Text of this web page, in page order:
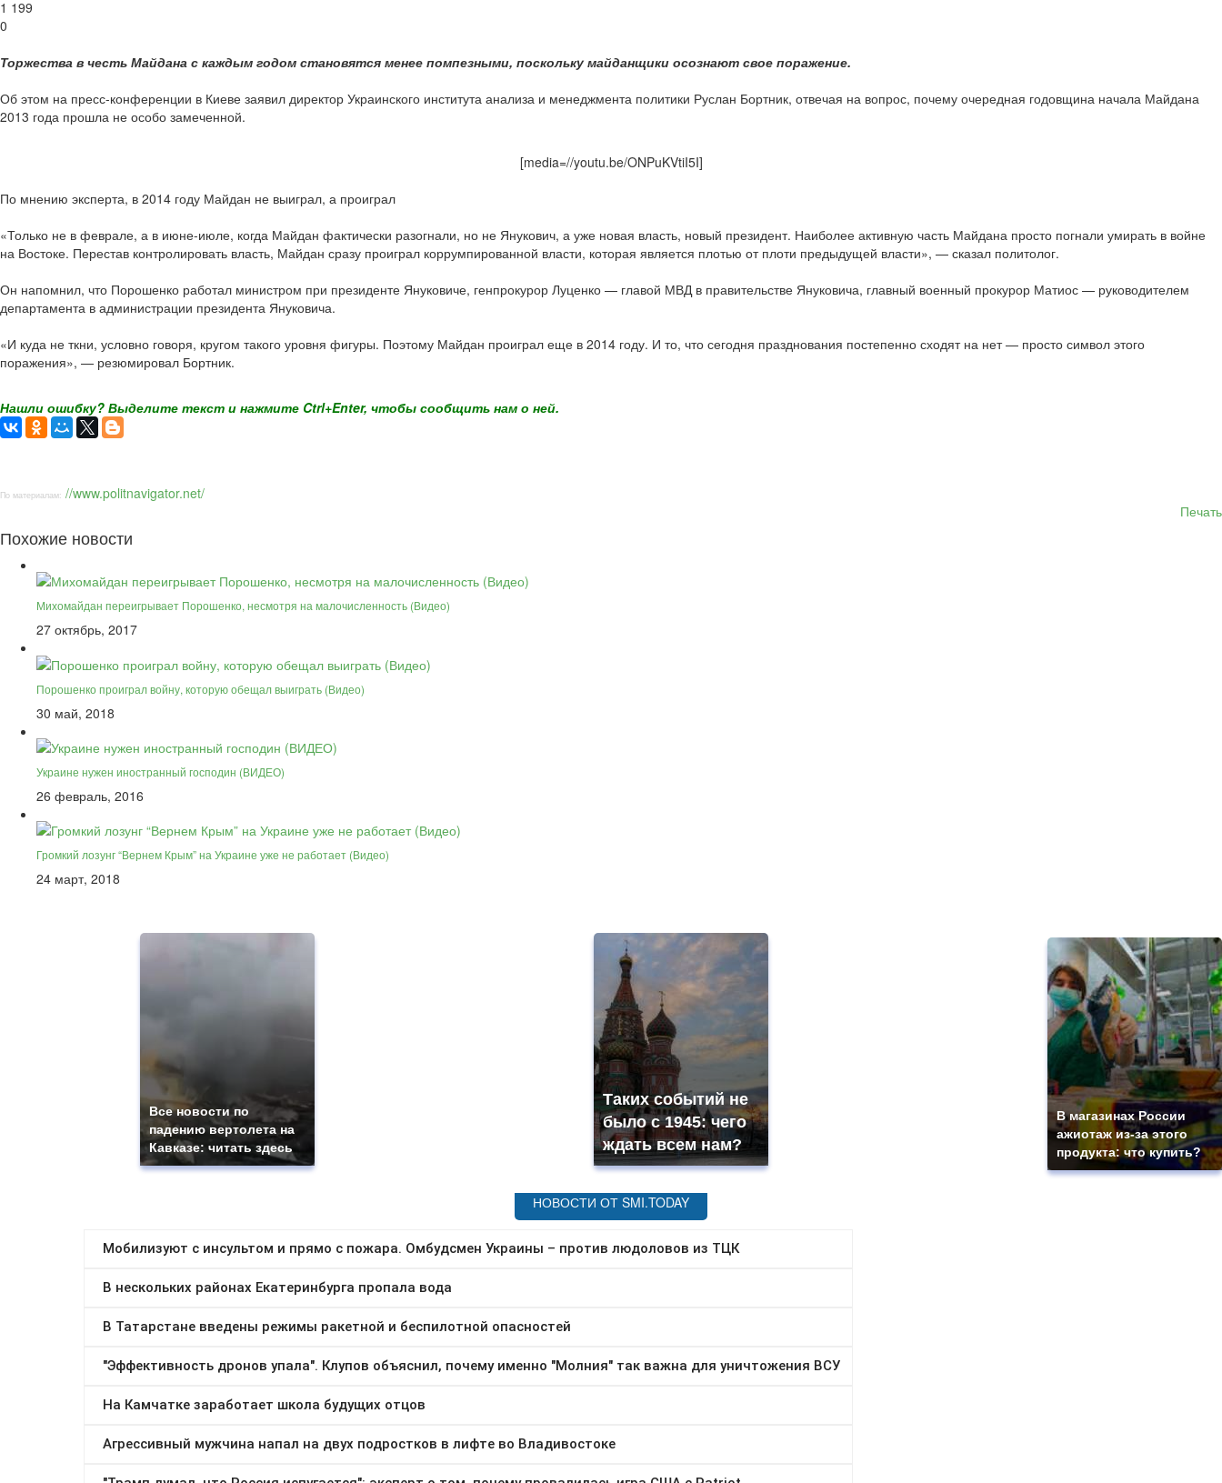
1 199
0
Торжества в честь Майдана с каждым годом становятся менее помпезными, поскольку майданщики осознают свое поражение.
Об этом на пресс-конференции в Киеве заявил директор Украинского института анализа и менеджмента политики Руслан Бортник, отвечая на вопрос, почему очередная годовщина начала Майдана
2013 года прошла не особо замеченной.
[media=//youtu.be/ONPuKVtiI5I]
По мнению эксперта, в 2014 году Майдан не выиграл, а проиграл
«Только не в феврале, а в июне-июле, когда Майдан фактически разогнали, но не Янукович, а уже новая власть, новый президент. Наиболее активную часть Майдана просто погнали умирать в войне
на Востоке. Перестав контролировать власть, Майдан сразу проиграл коррумпированной власти, которая является плотью от плоти предыдущей власти», — сказал политолог.
Он напомнил, что Порошенко работал министром при президенте Януковиче, генпрокурор Луценко — главой МВД в правительстве Януковича, главный военный прокурор Матиос — руководителем
департамента в администрации президента Януковича.
«И куда не ткни, условно говоря, кругом такого уровня фигуры. Поэтому Майдан проиграл еще в 2014 году. И то, что сегодня празднования постепенно сходят на нет — просто символ этого
поражения», — резюмировал Бортник.
Нашли ошибку? Выделите текст и нажмите Ctrl+Enter, чтобы сообщить нам о ней.
По материалам: //www.politnavigator.net/
Печать
Похожие новости
Михомайдан переигрывает Порошенко, несмотря на малочисленность (Видео)
27 октябрь, 2017
Порошенко проиграл войну, которую обещал выиграть (Видео)
30 май, 2018
Украине нужен иностранный господин (ВИДЕО)
26 февраль, 2016
Громкий лозунг “Вернем Крым” на Украине уже не работает (Видео)
24 март, 2018
Все новости по
падению вертолета на
Кавказе: читать здесь
Таких событий не
было с 1945: чего
ждать всем нам?
В магазинах России
ажиотаж из-за этого
продукта: что купить?